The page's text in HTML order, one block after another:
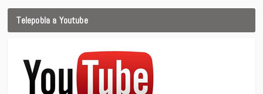
Telepobla a Youtube